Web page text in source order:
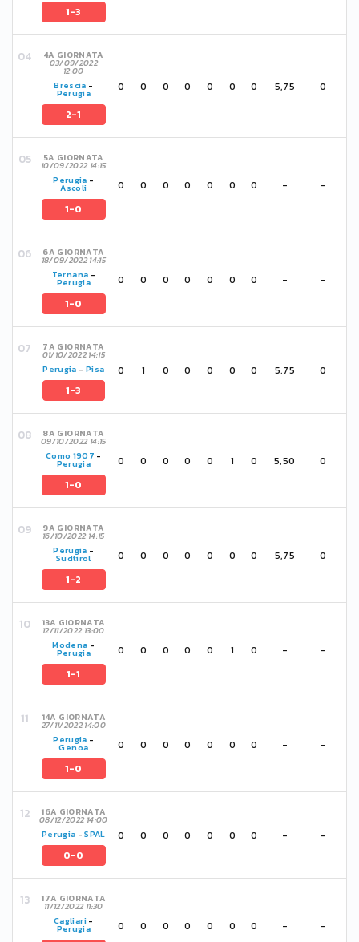
1-3
4A GIORNATA
03/09/2022
12:00
Brescia -
Perugia
2-1
0 0 0 0 0 0 0 5,75 0
5A GIORNATA
10/09/2022 14:15
Perugia -
Ascoli
1-0
0 0 0 0 0 0 0 - -
6A GIORNATA
18/09/2022 14:15
Ternana -
Perugia
1-0
0 0 0 0 0 0 0 - -
7A GIORNATA
01/10/2022 14:15
Perugia - Pisa
1-3
0 1 0 0 0 0 0 5,75 0
8A GIORNATA
09/10/2022 14:15
Como 1907 -
Perugia
1-0
0 0 0 0 0 1 0 5,50 0
9A GIORNATA
16/10/2022 14:15
Perugia -
Sudtirol
1-2
0 0 0 0 0 0 0 5,75 0
13A GIORNATA
12/11/2022 13:00
Modena -
Perugia
1-1
0 0 0 0 0 1 0 - -
14A GIORNATA
27/11/2022 14:00
Perugia -
Genoa
1-0
0 0 0 0 0 0 0 - -
16A GIORNATA
08/12/2022 14:00
Perugia -SPAL
0-0
0 0 0 0 0 0 0 - -
17A GIORNATA
11/12/2022 11:30
Cagliari-
Perugia 0 0 0 0 0 0 0 - -